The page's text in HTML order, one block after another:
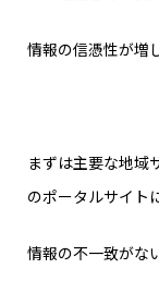
情報の信憑性が増
まずは主要な地域
のポータルサイト
情報の不一致がな